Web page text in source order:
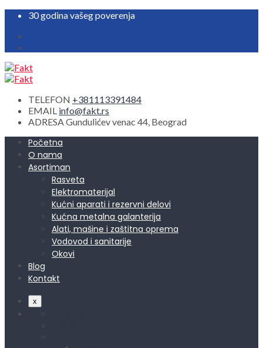
30 godina vašeg poverenja
TELEFON +381113391484
EMAIL info@fakt.rs
ADRESAGundulićev venac 44, Beograd
Početna
O nama
Asortiman
Rasveta
Elektromaterijal
Kućni aparati i rezervni delovi
Kućna metalna galanterija
Alati, mašine i zaštitna oprema
Vodovod i sanitarije
Okovi
Blog
Kontakt
x